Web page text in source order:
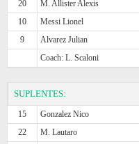
20
M. Allister Alexis
10
Messi Lionel
9
Alvarez Julian
Coach: L. Scaloni
SUPLENTES:
15 Gonzalez Nico
22
M. Lautaro